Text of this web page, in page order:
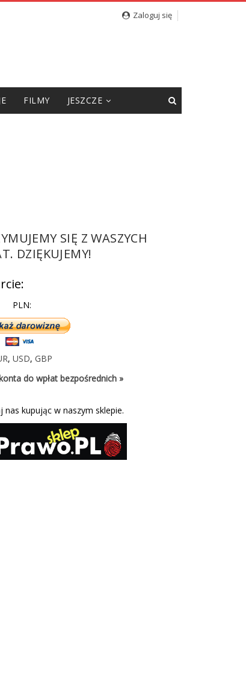
Zaloguj się
FILMY JESZCZE
SIĘ Z WASZYCH
DZIĘKUJEMY!
PLN:
,USD,GBP
do wpłat bezpośrednich »
nas kupując w naszym sklepie.